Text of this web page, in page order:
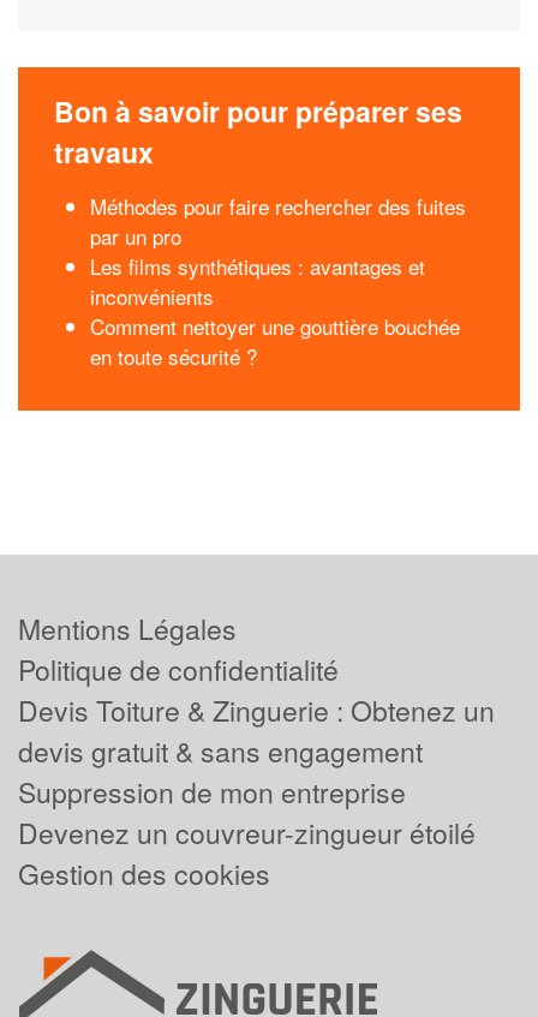
Bon à savoir pour préparer ses
travaux
Méthodes pour faire rechercher des fuites
par un pro
Les films synthétiques : avantages et
inconvénients
Comment nettoyer une gouttière bouchée
en toute sécurité ?
Mentions Légales
Politique de confidentialité
Devis Toiture & Zinguerie : Obtenez un
devis gratuit & sans engagement
Suppression de mon entreprise
Devenez un couvreur-zingueur étoilé
Gestion des cookies